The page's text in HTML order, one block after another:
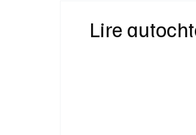
Lire